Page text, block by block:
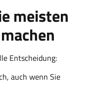
meisten
Entscheidung:
auch wenn Sie